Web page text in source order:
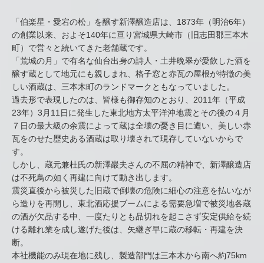
「伯楽星・愛宕の松」を醸す新澤醸造店は、1873年（明治6年）
の創業以来、およそ140年に亘り宮城県大崎市（旧志田郡三本木
町）で営々と続いてきた老舗蔵です。
「荒城の月」で有名な仙台出身の詩人・土井晩翠が愛飲した酒を
醸す蔵として地元にも親しまれ、格子窓と赤瓦の屋根が特徴の美
しい酒蔵は、三本木町のランドマークともなっていました。
過去形で表現したのは、皆様も御存知のとおり、2011年（平成
23年）3月11日に発生した東北地方太平洋沖地震とその後の４月
７日の最大級の余震によって蔵は全壊の憂き目に遭い、美しい赤
瓦をのせた歴史ある酒蔵は取り壊されて現存していないからで
す。
しかし、蔵元兼杜氏の新澤巖夫さんの不屈の精神で、新澤醸造店
は不死鳥の如く再建に向けて動き出します。
震災直後から被災した旧蔵で倒壊の危険に細心の注意を払いなが
ら造りを再開し、東北酒応援ブームによる需要急増で被災地各蔵
の酒が欠品する中、一度たりとも品切れを起こさず安定供給を続
ける離れ業を成し遂げた後は、矢継ぎ早に蔵の移転・再建を決
断。
本社機能のみ現在地に残し、製造部門は三本木から南へ約75km